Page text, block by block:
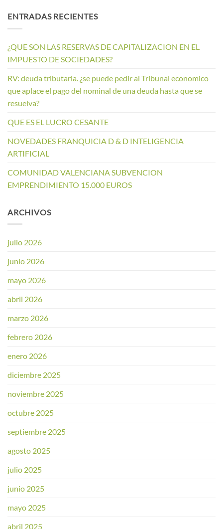
ENTRADAS RECIENTES
¿QUE SON LAS RESERVAS DE CAPITALIZACION EN EL
IMPUESTO DE SOCIEDADES?
RV: deuda tributaria. ¿se puede pedir al Tribunal economico
que aplace el pago del nominal de una deuda hasta que se
resuelva?
QUE ES EL LUCRO CESANTE
NOVEDADES FRANQUICIA D & D INTELIGENCIA
ARTIFICIAL
COMUNIDAD VALENCIANA SUBVENCION
EMPRENDIMIENTO 15.000 EUROS
ARCHIVOS
julio 2026
junio 2026
mayo 2026
abril 2026
marzo 2026
febrero 2026
enero 2026
diciembre 2025
noviembre 2025
octubre 2025
septiembre 2025
agosto 2025
julio 2025
junio 2025
mayo 2025
abril 2025